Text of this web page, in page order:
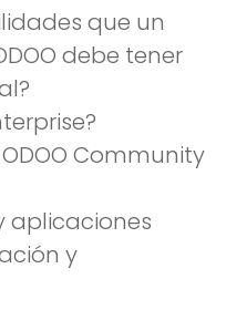
que un
debe tener
ODOO Community
aplicaciones
y